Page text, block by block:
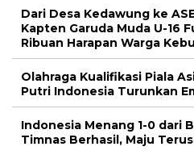
Dari Desa Kedawung ke
Kapten Garuda Muda U-16
Ribuan Harapan Warga
Olahraga Kualifikasi Piala
Putri Indonesia Turunkan
Indonesia Menang 1-0 dari
Timnas Berhasil, Maju